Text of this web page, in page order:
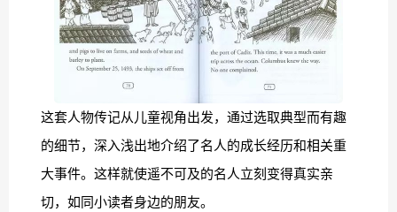
这套人物传记从儿童视角出发，通过选取典型而有趣
的细节，深入浅出地介绍了名人的成长经历和相关重
大事件。这样就使遥不可及的名人立刻变得真实亲
切，如同小读者身边的朋友。